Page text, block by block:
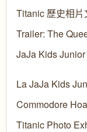
Titanic 歷史相片
Trailer: The
JaJa Kids
La JaJa Kids
Commodore
Titanic Photo